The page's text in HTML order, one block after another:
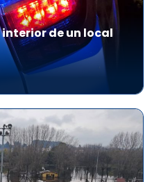
de un local